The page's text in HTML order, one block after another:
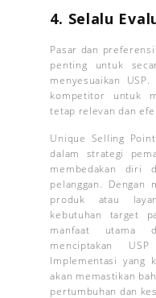
4. Selalu
Pasar dan
penting untuk
menyesuaikan
kompetitor untuk
tetap relevan dan
Unique Selling
dalam strategi
membedakan diri
pelanggan. Dengan
produk atau
kebutuhan target
manfaat utama
menciptakan
Implementasi yang
akan memastikan
pertumbuhan dan